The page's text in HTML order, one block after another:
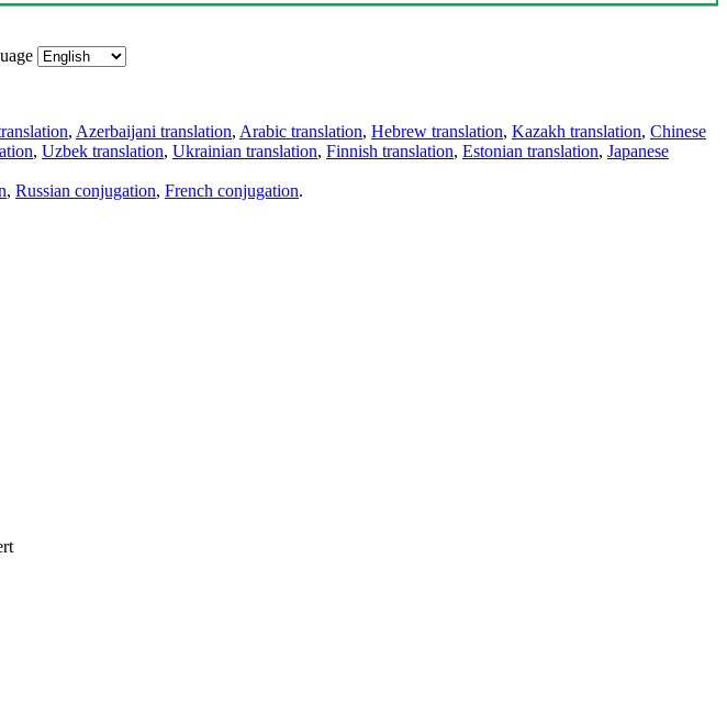
, Azerbaijani translation, Arabic translation, Hebrew translation, Kazakh translation, Chinese
, Uzbek translation, Ukrainian translation, Finnish translation, Estonian translation, Japanese
, Russian conjugation, French conjugation.